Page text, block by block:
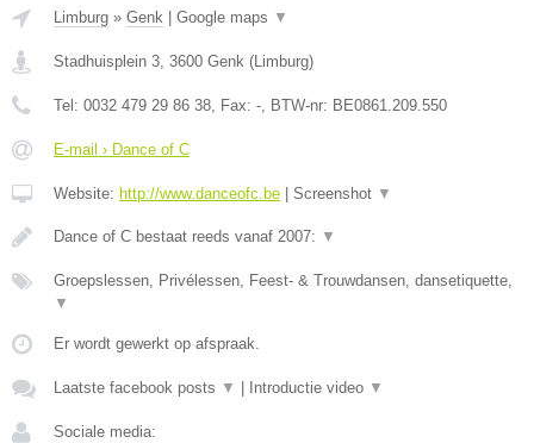
Limburg » Genk | Google maps ▼
Stadhuisplein 3 3600 Genk (Limburg)
Tel: 0032 479 29 86 38 , Fax: - , BTW-nr: BE0861.209.550
E-mail › Dance of C
Website: http://www.danceofc.be | Screenshot ▼
Dance of C bestaat reeds vanaf 2007: ▼
Groepslessen, Privélessen, Feest- & Trouwdansen, dansetiquette,
▼
Er wordt gewerkt op afspraak.
Laatste facebook posts ▼ | Introductie video ▼
Sociale media: